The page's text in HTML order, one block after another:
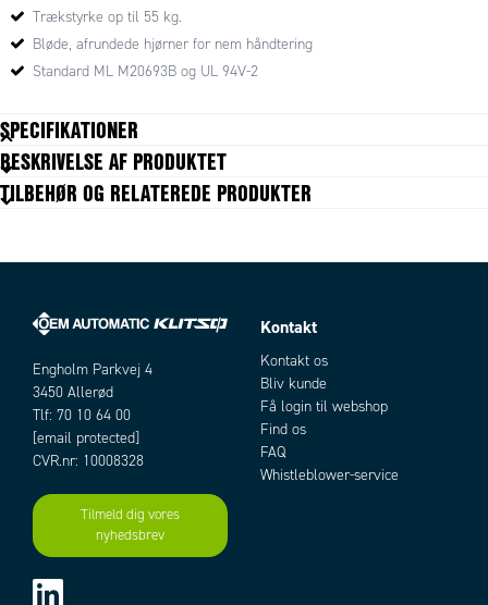
Bredden 4,8 mm, længde 160 mm – trækstyrke 22 kg.
Bredden 7,6 mm, længde 150 mm – trækstyrke 55 kg.
Trækstyrke op til 55 kg.
Bløde, afrundede hjørner for nem håndtering
Standard ML M20693B og UL 94V-2
SPECIFIKATIONER
Farve Sort
BESKRIVELSE AF PRODUKTET
TILBEHØR OG RELATEREDE PRODUKTER
Add to existing cart row
Engholm Parkvej 4
3450 Allerød
Tlf: 70 10 64 00
[email protected]
CVR.nr: 10008328
Tilmeld dig vores
nyhedsbrev
Kontakt
Kontakt os
Bliv kunde
Få login til webshop
Find os
FAQ
Whistleblower-service